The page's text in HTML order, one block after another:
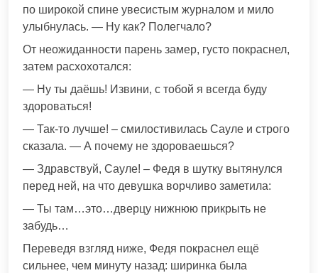
по широкой спине увесистым журналом и мило
улыбнулась. — Ну как? Полегчало?
От неожиданности парень замер, густо покраснел,
затем расхохотался:
— Ну ты даёшь! Извини, с тобой я всегда буду
здороваться!
— Так-то лучше! – смилостивилась Сауле и строго
сказала. — А почему не здороваешься?
— Здравствуй, Сауле! – Федя в шутку вытянулся
перед ней, на что девушка ворчливо заметила:
— Ты там…это…дверцу нижнюю прикрыть не
забудь…
Переведя взгляд ниже, Федя покраснел ещё
сильнее, чем минуту назад: ширинка была